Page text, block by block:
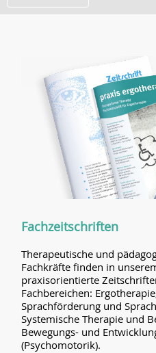
Fachzeitschriften
Therapeutische und
Fachkräfte finden in
praxisorientierte
Fachbereichen:
Sprachförderung und
Systemische Therapie und
Bewegungs- und
(Psychomotorik).